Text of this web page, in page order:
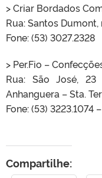
> Criar Bordados
Rua: Santos Dumont,
Fone: (53) 3027.2328
> Per.Fio –
Rua: São José,
Anhanguera – Sta.
Fone: (53) 3223.1074
Compartilhe: